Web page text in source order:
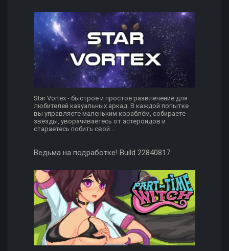
Star Vortex - быстрое и простое развлечение для
любителей казуальных аркад. В каждой попытке
вы управляете маленьким кораблём, собираете
звёзды, уворачиваетесь от астероидов и
стараетесь побить свой...
Ведьма на подработке! Build 22840817